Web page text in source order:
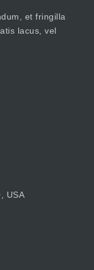
et fringilla
lacus, vel
USA